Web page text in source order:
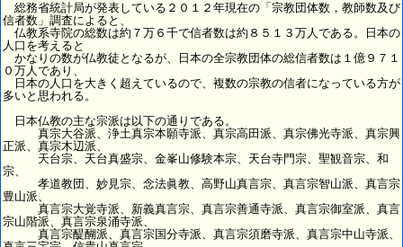
総務省統計局が発表している２０１２年現在の「宗教団体数，教師数及び
信者数」調査によると、
仏教系寺院の総数は約７万６千で信者数は約８５１３万人である。日本の
人口を考えると
かなりの数が仏教徒となるが、日本の全宗教団体の総信者数は１億９７１
０万人であり、
日本の人口を大きく超えているので、複数の宗教の信者になっている方が
多いと思われる。
日本仏教の主な宗派は以下の通りである。
真宗大谷派、浄土真宗本願寺派、真宗高田派、真宗佛光寺派、真宗興
正派、真宗木辺派、
天台宗、天台真盛宗、金峯山修験本宗、天台寺門宗、聖観音宗、和
宗、
孝道教団、妙見宗、念法眞教、高野山真言宗、真言宗智山派、真言宗
豊山派、
真言宗大覚寺派、新義真言宗、真言宗善通寺派、真言宗御室派、真言
宗山階派、真言宗泉涌寺派、
真言宗醍醐派、真言宗国分寺派、真言宗須磨寺派、真言宗中山寺派、